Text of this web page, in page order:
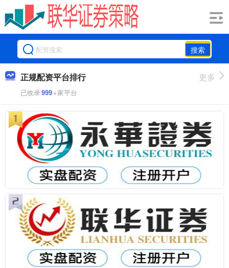
搜索
正规配资平台排行
已收录999+家平台
更多